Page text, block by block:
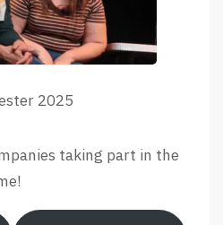
2025
taking part in the